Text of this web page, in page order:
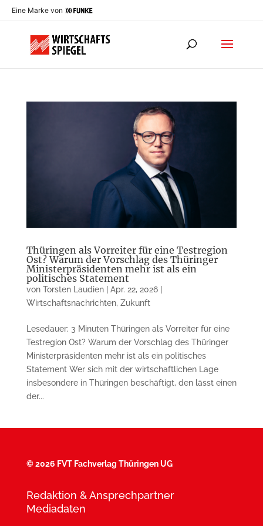
Eine Marke von
Thüringen als Vorreiter für eine Testregion
Ost? Warum der Vorschlag des Thüringer
Ministerpräsidenten mehr ist als ein
politisches Statement
von Torsten Laudien| Apr. 22, 2026|
Wirtschaftsnachrichten, Zukunft
Lesedauer: 3 Minuten Thüringen als Vorreiter für eine
Testregion Ost? Warum der Vorschlag des Thüringer
Ministerpräsidenten mehr ist als ein politisches
Statement Wer sich mit der wirtschaftlichen Lage
insbesondere in Thüringen beschäftigt, den lässt einen
der...
©2026 FVT Fachverlag Thüringen UG
Redaktion & Ansprechpartner
Mediadaten